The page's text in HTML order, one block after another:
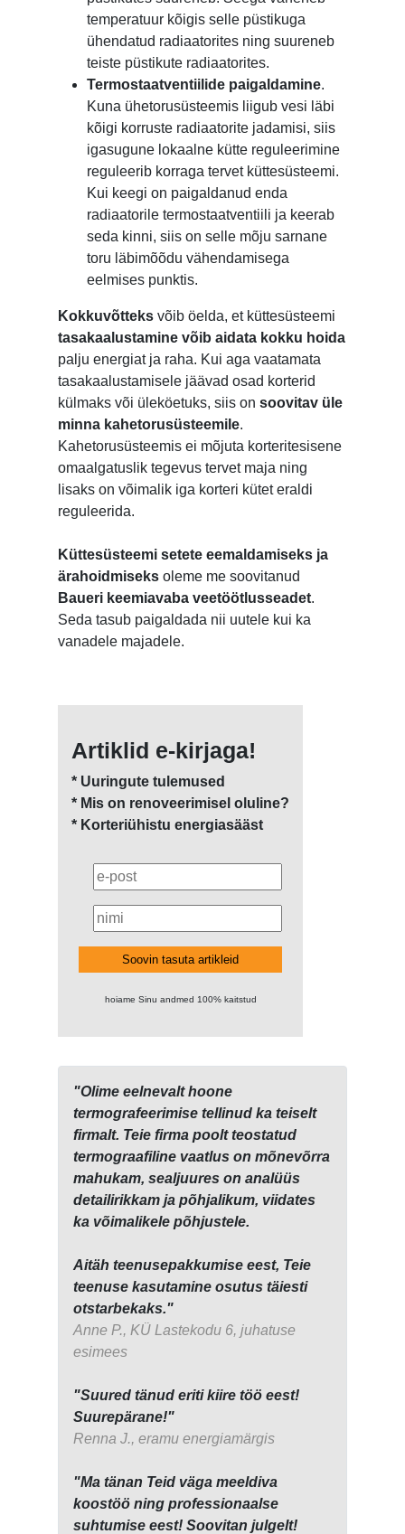
"Olime eelnevalt hoone
termografeerimise tellinud ka teiselt
firmalt. Teie firma poolt teostatud
termograafiline vaatlus on mõnevõrra
mahukam, sealjuures on analüüs
detailirikkam ja põhjalikum, viidates
ka võimalikele põhjustele.
Aitäh teenusepakkumise eest, Teie
teenuse kasutamine osutus täiesti
otstarbekaks."
Anne P., KÜ Lastekodu 6, juhatuse
esimees
"Suured tänud eriti kiire töö eest!
Suurepärane!"
Renna J., eramu energiamärgis
"Ma tänan Teid väga meeldiva
koostöö ning professionaalse
suhtumise eest! Soovitan julgelt!
temperatuur kõigis selle püstikuga
ühendatud radiaatorites ning suureneb
teiste püstikute radiaatorites.
Termostaatventiilide paigaldamine.
Kuna ühetorusüsteemis liigub vesi läbi
kõigi korruste radiaatorite jadamisi, siis
igasugune lokaalne kütte reguleerimine
reguleerib korraga tervet küttesüsteemi.
Kui keegi on paigaldanud enda
radiaatorile termostaatventiili ja keerab
seda kinni, siis on selle mõju sarnane
toru läbimõõdu vähendamisega
eelmises punktis.
Kokkuvõtteks võib öelda, et küttesüsteemi
tasakaalustamine võib aidata kokku hoida
palju energiat ja raha. Kui aga vaatamata
tasakaalustamisele jäävad osad korterid
külmaks või üleköetuks, siis on soovitav üle
minna kahetorusüsteemile.
Kahetorusüsteemis ei mõjuta korteritesisene
omaalgatuslik tegevus tervet maja ning
lisaks on võimalik iga korteri kütet eraldi
reguleerida.
Küttesüsteemi setete eemaldamiseks ja
ärahoidmiseks oleme me soovitanud
Baueri keemiavaba veetöötlusseadet.
Seda tasub paigaldada nii uutele kui ka
vanadele majadele.
Artiklid e-kirjaga!
* Uuringute tulemused
* Mis on renoveerimisel oluline?
* Korteriühistu energiasääst
Soovin tasuta artikleid
hoiame Sinu andmed 100% kaitstud